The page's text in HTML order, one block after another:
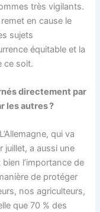
très vigilants.
en cause le
sujets
équitable et la
ce soit.
directement par
les autres ?
qui va
juillet, a aussi une
l’importance de
de protéger
nos agriculteurs,
que 70 % des